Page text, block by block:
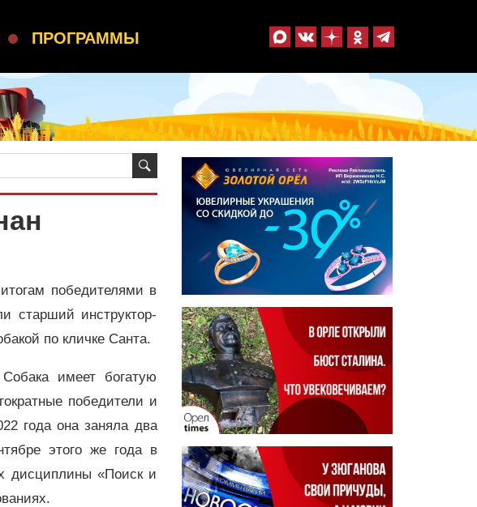
ПРОГРАММЫ
победителями в
старший инструктор-
по кличке Санта.
имеет богатую
победители и
года она заняла два
этого же года в
дисциплины «Поиск и